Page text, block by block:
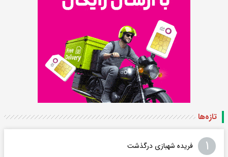
تازه‌ها
۱ فریده شهبازی درگذشت